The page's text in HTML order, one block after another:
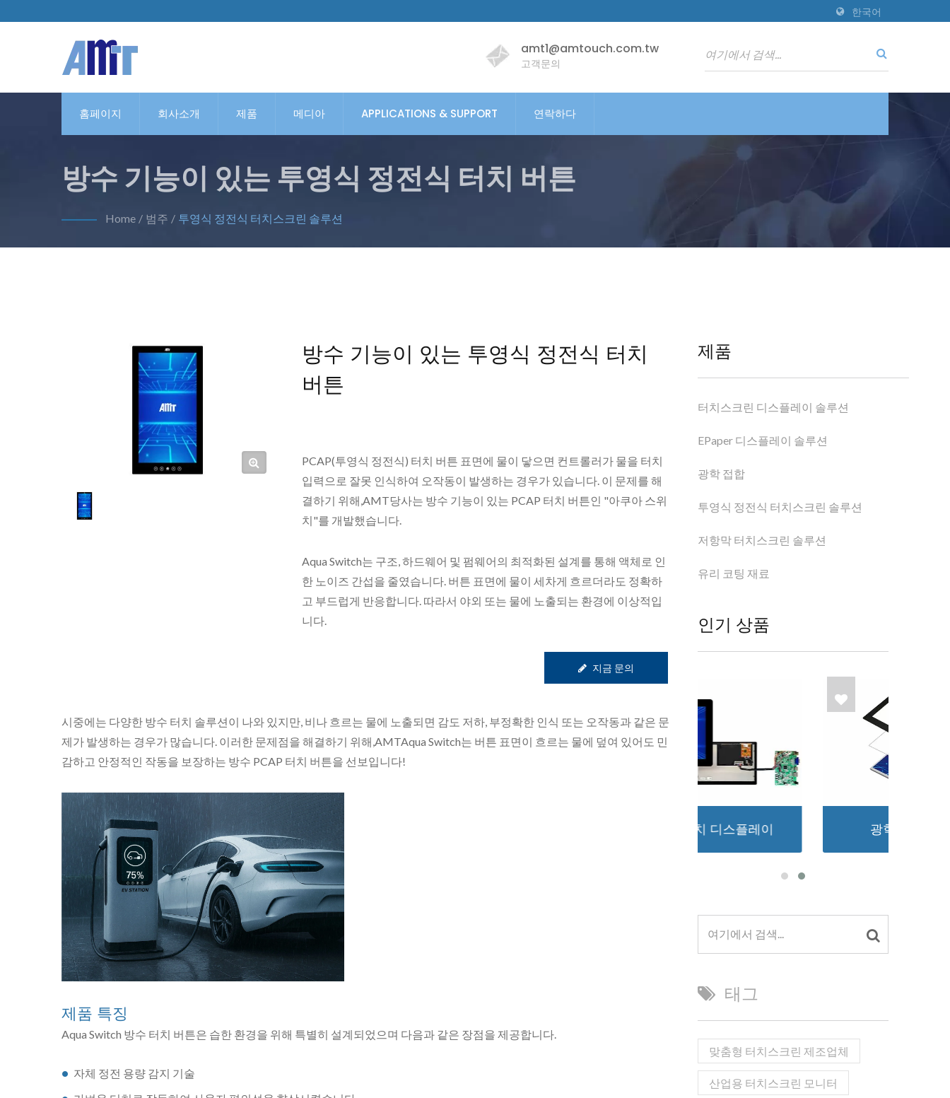
한국어
amt1@amtouch.com.tw
고객문의
홈페이지 회사소개 제품 메디아 APPLICATIONS & SUPPORT 연락하다
방수 기능이 있는 투영식 정전식 터치 버튼
Home / 범주 / 투영식 정전식 터치스크린 솔루션
방수 기능이 있는 투영식 정전식 터치
버튼
PCAP(투영식 정전식) 터치 버튼 표면에 물이 닿으면 컨트롤러가 물을 터치
입력으로 잘못 인식하여 오작동이 발생하는 경우가 있습니다. 이 문제를 해
결하기 위해,AMT당사는 방수 기능이 있는 PCAP 터치 버튼인 "아쿠아 스위
치"를 개발했습니다.
Aqua Switch는 구조, 하드웨어 및 펌웨어의 최적화된 설계를 통해 액체로 인
한 노이즈 간섭을 줄였습니다. 버튼 표면에 물이 세차게 흐르더라도 정확하
고 부드럽게 반응합니다. 따라서 야외 또는 물에 노출되는 환경에 이상적입
니다.
지금 문의
시중에는 다양한 방수 터치 솔루션이 나와 있지만, 비나 흐르는 물에 노출되면 감도 저하, 부정확한 인식 또는 오작동과 같은 문
제가 발생하는 경우가 많습니다. 이러한 문제점을 해결하기 위해,AMTAqua Switch는 버튼 표면이 흐르는 물에 덮여 있어도 민
감하고 안정적인 작동을 보장하는 방수 PCAP 터치 버튼을 선보입니다!
제품 특징
Aqua Switch 방수 터치 버튼은 습한 환경을 위해 특별히 설계되었으며 다음과 같은 장점을 제공합니다.
자체 정전 용량 감지 기술
제품
터치스크린 디스플레이 솔루션
EPaper 디스플레이 솔루션
광학 접합
투영식 정전식 터치스크린 솔루션
저항막 터치스크린 솔루션
유리 코팅 재료
인기 상품
시그마 터치 디스플레이 광학 접합 서비스 광학 접합 서비스
태그
맞춤형 터치스크린 제조업체
산업용 터치스크린 모니터